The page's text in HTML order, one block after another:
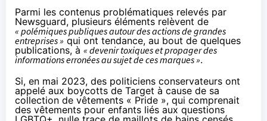
Parmi les contenus problématiques relevés par
Newsguard, plusieurs éléments relèvent de
« polémiques publiques autour des actions de grandes
entreprises » qui ont tendance, au bout de quelques
publications, à « devenir toxiques et propager des
informations erronées au sujet de ces marques ».
Si, en mai 2023, des politiciens conservateurs ont
appelé aux boycotts de Target à cause de sa
collection de vêtements « Pride », qui comprenait
des vêtements pour enfants liés aux questions